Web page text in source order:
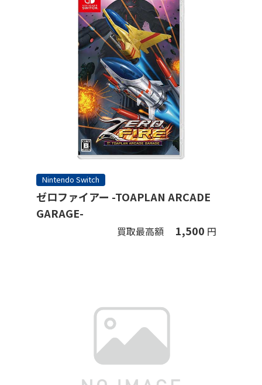
Nintendo Switch
ゼロファイアー -TOAPLAN ARCADE
GARAGE-
買取最高額 1,500 円